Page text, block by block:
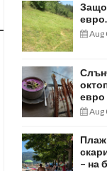
Защо
Aug
евро
Aug
Плаж
– на